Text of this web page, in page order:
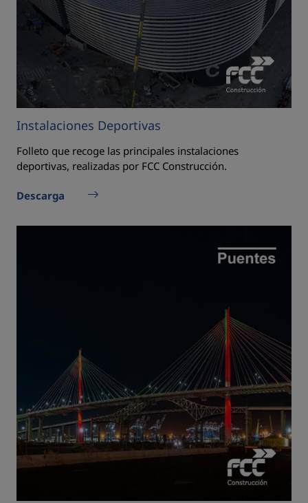
Instalaciones Deportivas
Folleto que recoge las principales instalaciones
deportivas, realizadas por FCC Construcción.
Descarga